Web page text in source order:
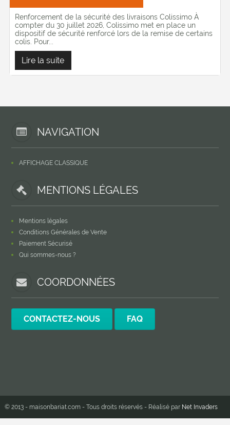
Renforcement de la sécurité des livraisons Colissimo À
compter du 30 juillet 2026, Colissimo met en place un
dispositif de sécurité renforcé lors de la remise de certains
colis. Pour...
Lire la suite
NAVIGATION
AFFICHAGE CLASSIQUE
MENTIONS LÉGALES
Mentions légales
Conditions Générales de Vente
Paiement Sécurisé
Qui sommes-nous ?
COORDONNÉES
CONTACTEZ-NOUS FAQ
© 2013 - maisonbariat.com - Tous droits réservés - Réalisé par Net Invaders